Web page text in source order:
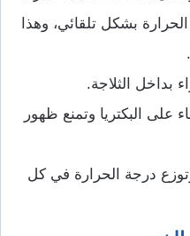
بشكل تلقائي، وهذا
بداخل الثلاجة.
على البكتريا وتمنع ظهور
وتوزع درجة الحرارة في كل